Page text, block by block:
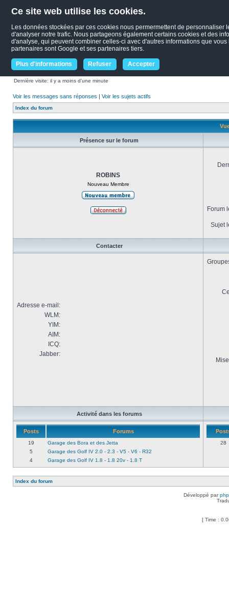
Ce site web utilise les cookies.
Les données stockées par ces cookies nous permermettent de
d'analyser notre trafic. Nous partageons également certains cookies et des
d'analyse, qui peuvent combiner celles-ci avec d'autres informations que
partenaires sont Google et ses partenaires tiers.
Plus d'informations Refuser Accepter
Dernière visite: il y a moins d’une minute
Voir les messages sans réponses | Voir les sujets actifs
Index du forum
Présence sur le forum
ROBINS
Nouveau Membre
Forum
Sujet
Contacter
Adresse e-mail:
WLM:
YIM:
AIM:
ICQ:
Jabber:
Activité dans les forums
Posts Forums
19
Garage des Bora et des Jetta
5
Garage des Golf IV 2.0 - 2.3 - V5 - V6 - R32
4
Garage des Golf IV 1.8 - 1.8 20v - 1.8 T
28
Index du forum
Développé par
[ Time :